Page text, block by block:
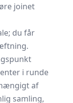
joinet
du får
i runde
af
samling,